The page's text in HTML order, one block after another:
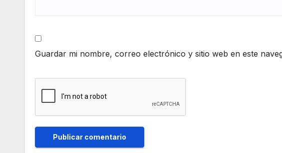
Guardar mi nombre, correo electrónico y sitio web en este